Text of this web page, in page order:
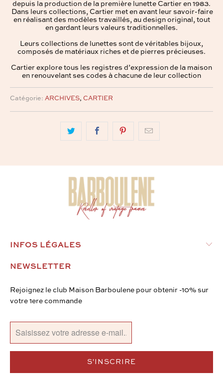
depuis la production de la première lunette Cartier en 1983.
Dans leurs collections, Cartier met en avant leur savoir-faire
en réalisant des modèles travaillés, au design original, tout
en gardant leurs valeurs traditionnelles.
Leurs collections de lunettes sont de véritables bijoux,
composés de matériaux riches et de pierres précieuses.
Cartier explore tous les registres d’expression de la maison
en renouvelant ses codes à chacune de leur collection
Catégorie: ARCHIVES, CARTIER
INFOS LÉGALES
NEWSLETTER
Rejoignez le club Maison Barboulene pour obtenir -10% sur
votre 1ere commande